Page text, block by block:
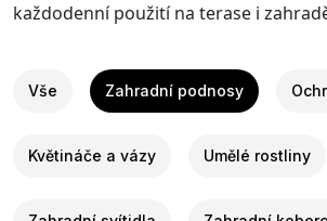
každodenní použití na terase i
Vše Zahradní podnosy
Květináče a vázy Umělé rostliny